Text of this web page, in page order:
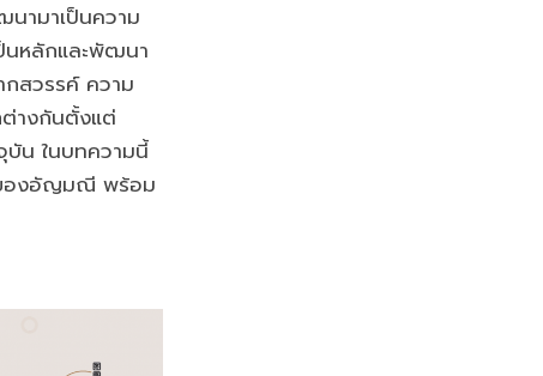
ามาเป็นความ
นหลักและพัฒนา
สวรรค์ ความ
างกันตั้งแต่
บัน ในบทความนี้
ของอัญมณี พร้อม